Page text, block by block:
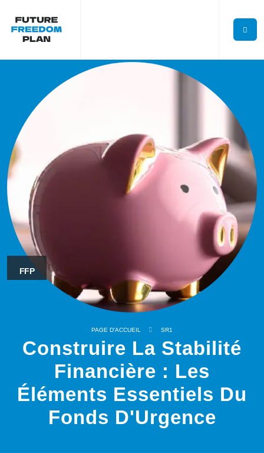
FFP
PAGE D'ACCUEIL SR1
Construire La Stabilité
Financière : Les
Éléments Essentiels Du
Fonds D'Urgence